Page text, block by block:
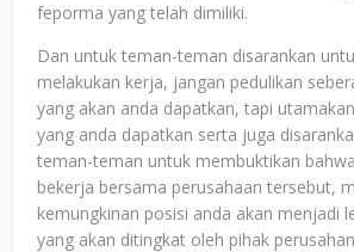
feporma yang telah dimiliki.
Dan untuk teman-teman disarankan
melakukan kerja, jangan pedulikan
yang akan anda dapatkan, tapi
yang anda dapatkan serta juga
teman-teman untuk membuktikan
bekerja bersama perusahaan tersebut,
kemungkinan posisi anda akan menjadi
yang akan ditingkat oleh pihak